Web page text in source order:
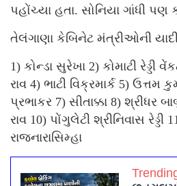
પહોંચ્યા હતા. સોનિયા ગાંધી પણ
તેલંગાણા કેબિનેટ મંત્રીઓની
1) કોન્ડા સુરેખા 2) કોમાટી રેડ્ડી
રાવ 4) ભાટી વિક્રમાર્ક 5) ઉત્તમ
પ્રભાકર 7) સીતાક્કા 8) શ્રીધર
રાવ 10) પોંગુલેટી શ્રીનિવાસ રેડ્ડી
રાજનારાસિમ્હા